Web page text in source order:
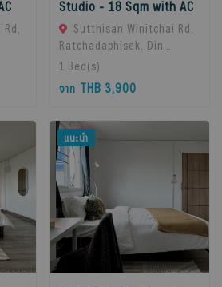
Studio - 18 Sqm with AC
Sutthisan Winitchai Rd,
Ratchadaphisek, Din
Daeng, Bangkok 10400,
Huai Khwang, 10310
Bangkok, Thailand
1 Bed(s)
จาก THB 3,900
แนะนำ